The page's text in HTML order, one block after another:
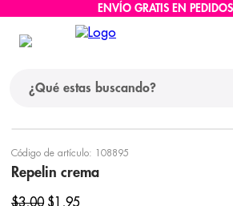
ENVÍO GRATIS EN
Código de artículo: 108895
Repelin crema
$3,00 $1 ,95
1. protector solar